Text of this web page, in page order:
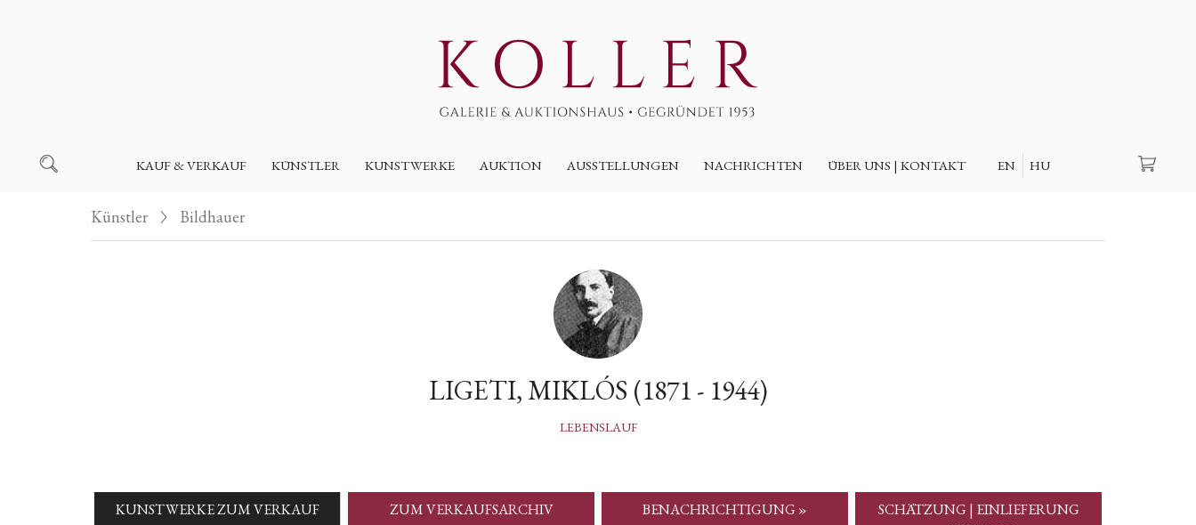
KAUF & VERKAUF KÜNSTLER KUNSTWERKE AUKTION AUSSTELLUNGEN NACHRICHTEN ÜBER UNS | KONTAKT EN HU
Künstler Bildhauer
LIGETI, MIKLÓS (1871 - 1944)
LEBENSLAUF
KUNSTWERKE ZUM VERKAUF ZUM VERKAUFSARCHIV BENACHRICHTIGUNG »
SCHÄTZUNG | EINLIEFERUNG